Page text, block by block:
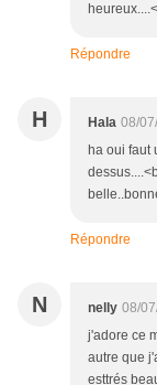
Répondre
H Hala 08/
ha oui faut
Répondre
N nelly 08/
j'adore ce
autre que
esttrés